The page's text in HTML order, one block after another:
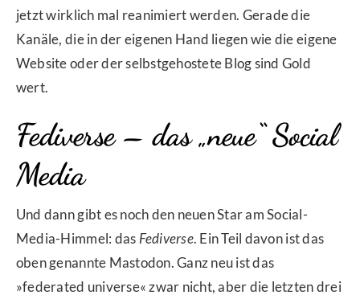
jetzt wirklich mal reanimiert werden. Gerade die
Kanäle, die in der eigenen Hand liegen wie die eigene
Website oder der selbstgehostete Blog sind Gold
wert.
Fediverse – das „neue“ Social
Media
Und dann gibt es noch den neuen Star am Social-
Media-Himmel: dasFediverse. Ein Teil davon ist das
oben genannte Mastodon. Ganz neu ist das
»federated universe« zwar nicht, aber die letzten drei